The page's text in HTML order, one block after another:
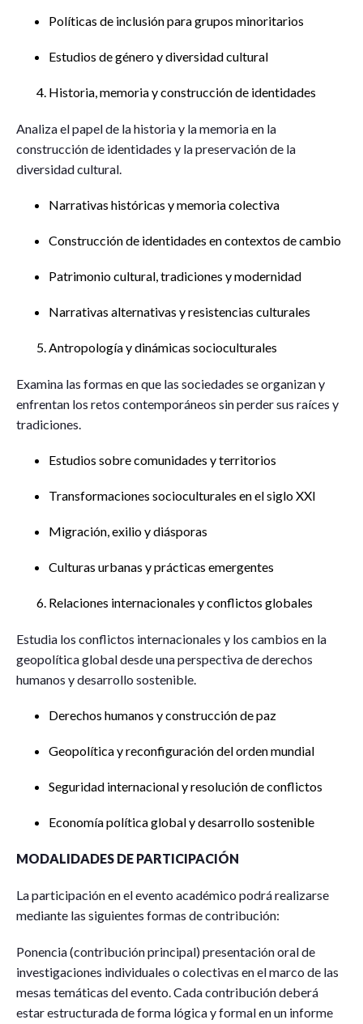
Políticas de inclusión para grupos minoritarios
Estudios de género y diversidad cultural
Historia, memoria y construcción de identidades
Analiza el papel de la historia y la memoria en la
construcción de identidades y la preservación de la
diversidad cultural.
Narrativas históricas y memoria colectiva
Construcción de identidades en contextos de cambio
Patrimonio cultural, tradiciones y modernidad
Narrativas alternativas y resistencias culturales
Antropología y dinámicas socioculturales
Examina las formas en que las sociedades se organizan y
enfrentan los retos contemporáneos sin perder sus raíces y
tradiciones.
Estudios sobre comunidades y territorios
Transformaciones socioculturales en el siglo XXI
Migración, exilio y diásporas
Culturas urbanas y prácticas emergentes
Relaciones internacionales y conflictos globales
Estudia los conflictos internacionales y los cambios en la
geopolítica global desde una perspectiva de derechos
humanos y desarrollo sostenible.
Derechos humanos y construcción de paz
Geopolítica y reconfiguración del orden mundial
Seguridad internacional y resolución de conflictos
Economía política global y desarrollo sostenible
MODALIDADES DE PARTICIPACIÓN
La participación en el evento académico podrá realizarse
mediante las siguientes formas de contribución:
Ponencia (contribución principal) presentación oral de
investigaciones individuales o colectivas en el marco de las
mesas temáticas del evento. Cada contribución deberá
estar estructurada de forma lógica y formal en un informe